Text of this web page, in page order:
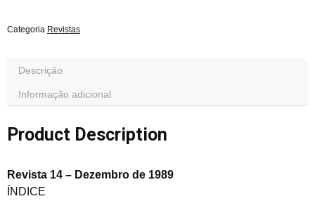
Categoria Revistas
Descrição
Informação adicional
Product Description
Revista 14 – Dezembro de 1989
ÍNDICE